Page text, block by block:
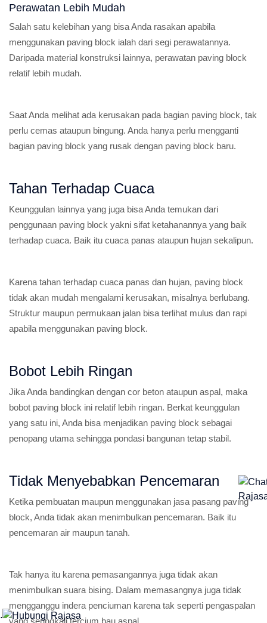
Perawatan Lebih Mudah
Salah satu kelebihan yang bisa Anda rasakan apabila
menggunakan paving block ialah dari segi perawatannya.
Daripada material konstruksi lainnya, perawatan paving block
relatif lebih mudah.
Saat Anda melihat ada kerusakan pada bagian paving block, tak
perlu cemas ataupun bingung. Anda hanya perlu mengganti
bagian paving block yang rusak dengan paving block baru.
Tahan Terhadap Cuaca
Keunggulan lainnya yang juga bisa Anda temukan dari
penggunaan paving block yakni sifat ketahanannya yang baik
terhadap cuaca. Baik itu cuaca panas ataupun hujan sekalipun.
Karena tahan terhadap cuaca panas dan hujan, paving block
tidak akan mudah mengalami kerusakan, misalnya berlubang.
Struktur maupun permukaan jalan bisa terlihat mulus dan rapi
apabila menggunakan paving block.
Bobot Lebih Ringan
Jika Anda bandingkan dengan cor beton ataupun aspal, maka
bobot paving block ini relatif lebih ringan. Berkat keunggulan
yang satu ini, Anda bisa menjadikan paving block sebagai
penopang utama sehingga pondasi bangunan tetap stabil.
Tidak Menyebabkan Pencemaran
Ketika pembuatan maupun menggunakan jasa pasang paving
block, Anda tidak akan menimbulkan pencemaran. Baik itu
pencemaran air maupun tanah.
Tak hanya itu karena pemasangannya juga tidak akan
menimbulkan suara bising. Dalam memasangnya juga tidak
mengganggu indera penciuman karena tak seperti pengaspalan
yang seringkali tercium bau aspal.
.